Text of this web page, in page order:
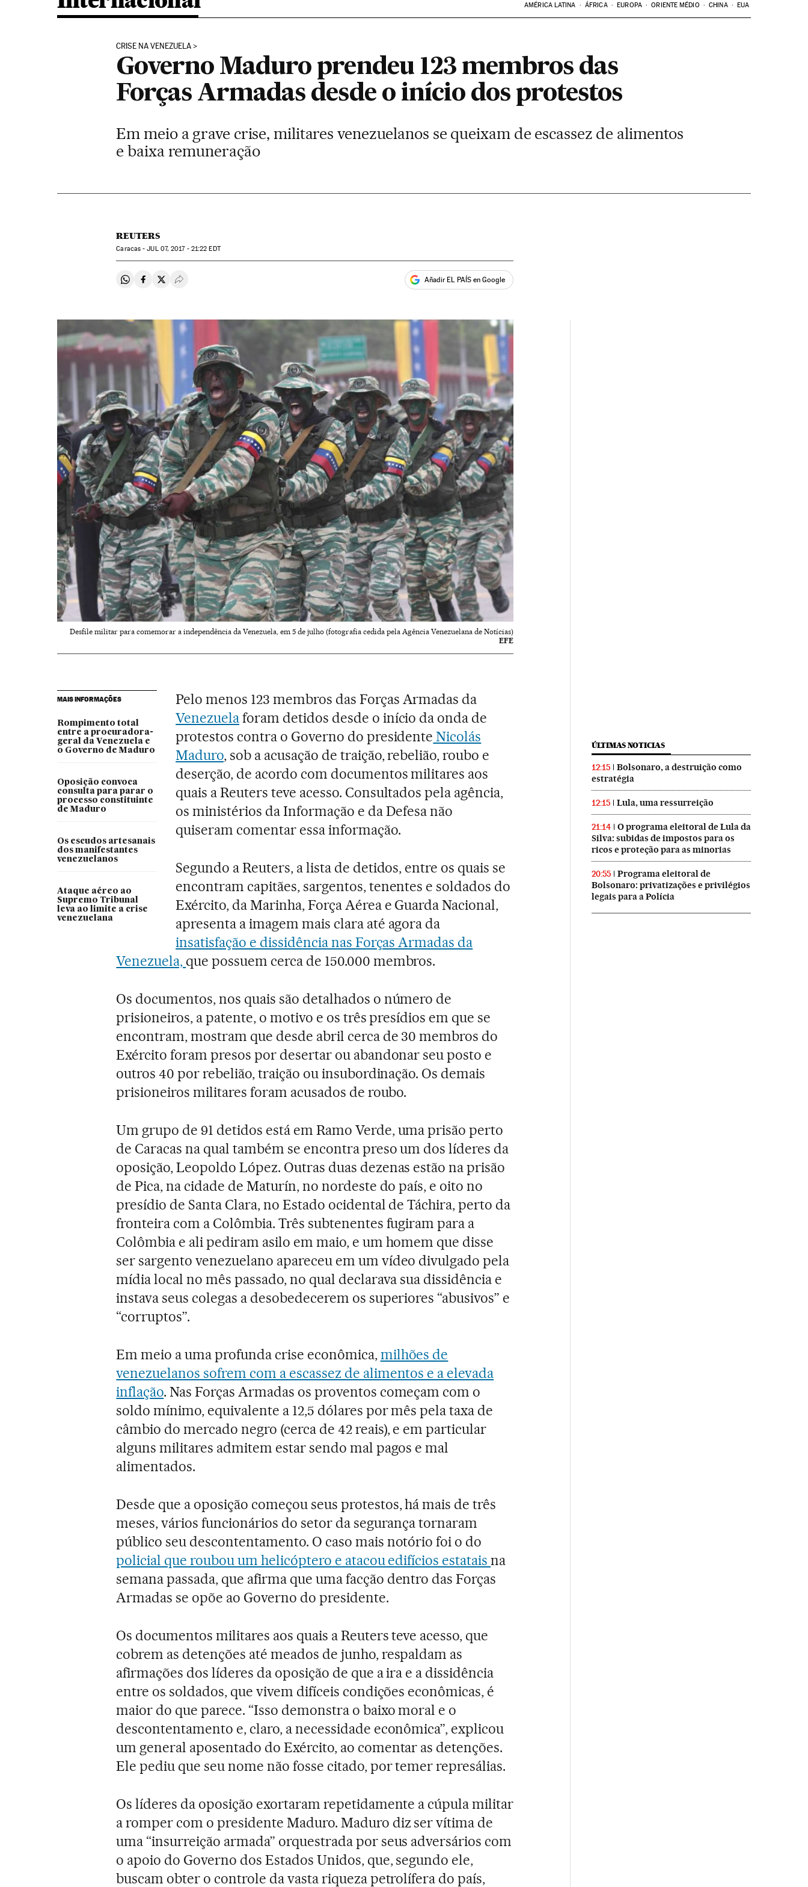
AMÉRICA LATINA ÁFRICA EUROPA ORIENTE MÉDIO CHINA EUA
CRISE NA VENEZUELA
Governo Maduro prendeu 123 membros das
Forças Armadas desde o início dos protestos
Em meio a grave crise, militares venezuelanos se queixam de escassez de alimentos
e baixa remuneração
REUTERS
Caracas -JUL07, 2017 - 21:22 EDT
Compartir en Whatsapp
Compartir en Facebook
Compartir en Twitter
Desplegar Redes Sociales Añadir EL PAÍS en Google
Desfile militar para comemorar a independência da Venezuela, em 5 de julho (fotografia cedida pela Agência Venezuelana de Notícias)
EFE
MAIS INFORMAÇÕES
Rompimento total
entre a procuradora-
geral da Venezuela e
o Governo de Maduro
Oposição convoca
consulta para parar o
processo constituinte
de Maduro
Os escudos artesanais
dos manifestantes
venezuelanos
Ataque aéreo ao
Supremo Tribunal
leva ao limite a crise
venezuelana
Pelo menos 123 membros das Forças Armadas da
Venezuelaforam detidos desde o início da onda de
protestos contra o Governo do presidente Nicolás
Maduro, sob a acusação de traição, rebelião, roubo e
deserção, de acordo com documentos militares aos
quais a Reuters teve acesso. Consultados pela agência,
os ministérios da Informação e da Defesa não
quiseram comentar essa informação.
Segundo a Reuters, a lista de detidos, entre os quais se
encontram capitães, sargentos, tenentes e soldados do
Exército, da Marinha, Força Aérea e Guarda Nacional,
apresenta a imagem mais clara até agora da
insatisfação e dissidência nas Forças Armadas da
Venezuela, que possuem cerca de 150.000 membros.
Os documentos, nos quais são detalhados o número de
prisioneiros, a patente, o motivo e os três presídios em que se
encontram, mostram que desde abril cerca de 30 membros do
Exército foram presos por desertar ou abandonar seu posto e
outros 40 por rebelião, traição ou insubordinação. Os demais
prisioneiros militares foram acusados de roubo.
Um grupo de 91 detidos está em Ramo Verde, uma prisão perto
de Caracas na qual também se encontra preso um dos líderes da
oposição, Leopoldo López. Outras duas dezenas estão na prisão
de Pica, na cidade de Maturín, no nordeste do país, e oito no
presídio de Santa Clara, no Estado ocidental de Táchira, perto da
fronteira com a Colômbia. Três subtenentes fugiram para a
Colômbia e ali pediram asilo em maio, e um homem que disse
ser sargento venezuelano apareceu em um vídeo divulgado pela
mídia local no mês passado, no qual declarava sua dissidência e
instava seus colegas a desobedecerem os superiores “abusivos” e
“corruptos”.
Em meio a uma profunda crise econômica,milhões de
venezuelanos sofrem com a escassez de alimentos e a elevada
inflação. Nas Forças Armadas os proventos começam com o
soldo mínimo, equivalente a 12,5 dólares por mês pela taxa de
câmbio do mercado negro (cerca de 42 reais), e em particular
alguns militares admitem estar sendo mal pagos e mal
alimentados.
Desde que a oposição começou seus protestos, há mais de três
meses, vários funcionários do setor da segurança tornaram
público seu descontentamento. O caso mais notório foi o do
policial que roubou um helicóptero e atacou edifícios estataisna
semana passada, que afirma que uma facção dentro das Forças
Armadas se opõe ao Governo do presidente.
Os documentos militares aos quais a Reuters teve acesso, que
cobrem as detenções até meados de junho, respaldam as
afirmações dos líderes da oposição de que a ira e a dissidência
entre os soldados, que vivem difíceis condições econômicas, é
maior do que parece. “Isso demonstra o baixo moral e o
descontentamento e, claro, a necessidade econômica”, explicou
um general aposentado do Exército, ao comentar as detenções.
Ele pediu que seu nome não fosse citado, por temer represálias.
Os líderes da oposição exortaram repetidamente a cúpula militar
a romper com o presidente Maduro. Maduro diz ser vítima de
uma “insurreição armada” orquestrada por seus adversários com
o apoio do Governo dos Estados Unidos, que, segundo ele,
buscam obter o controle da vasta riqueza petrolífera do país,
ÚLTIMAS NOTICIAS
12:15
Bolsonaro, a destruição como
estratégia
12:15 Lula, uma ressurreição
21:14
O programa eleitoral de Lula da
Silva: subidas de impostos para os
ricos e proteção para as minorias
20:55
Programa eleitoral de
Bolsonaro: privatizações e privilégios
legais para a Polícia